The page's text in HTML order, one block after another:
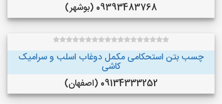
09393483768 (بوشهر)
چسب بتن استحکامی مکمل دوغاب اسلب و سرامیک
کاشی
09134333252 (اصفهان)